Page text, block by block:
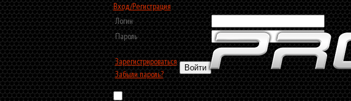
Вход/Регистрация
Логин
Пароль
Зарегистрироваться
Забыли пароль?